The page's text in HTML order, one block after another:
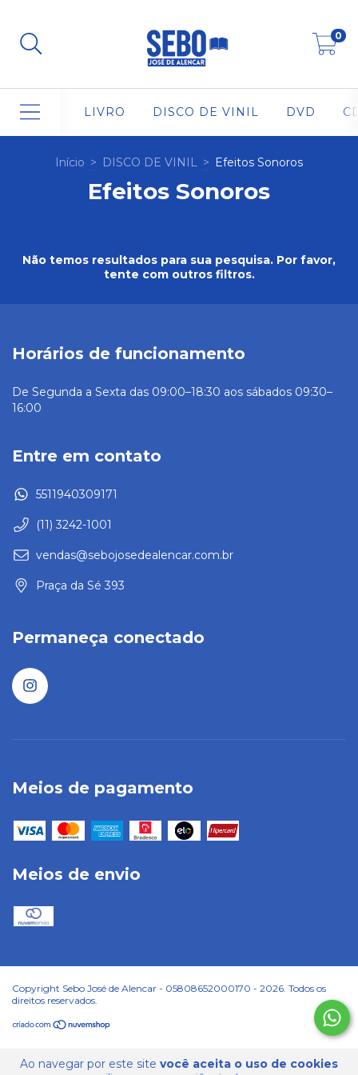
0
LIVRO DISCO DE VINIL DVD
Ao navegar por este site você aceita o uso de cookies
Início > DISCO DE VINIL > Efeitos Sonoros
Efeitos Sonoros
Não temos resultados para sua pesquisa. Por favor,
tente com outros filtros.
Horários de funcionamento
De Segunda a Sexta das 09:00–18:30 aos sábados 09:30–
16:00
Entre em contato
5511940309171
(11) 3242-1001
vendas@sebojosedealencar.com.br
Praça da Sé 393
Permaneça conectado
Meios de pagamento
Meios de envio
Copyright Sebo José de Alencar - 05808652000170 - 2026. Todos os
direitos reservados.